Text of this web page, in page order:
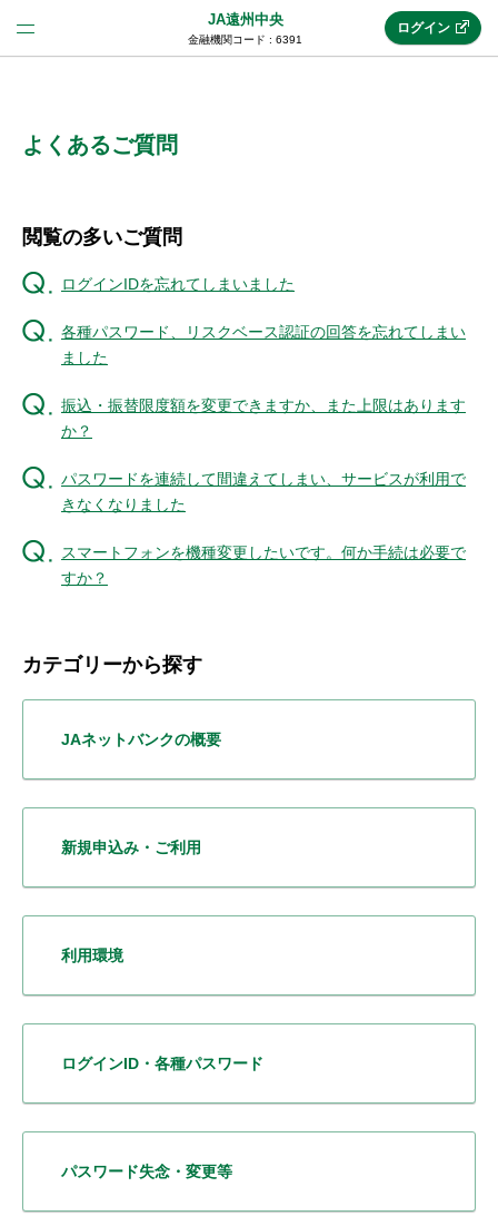
JA遠州中央
金融機関コード : 6391
(法人JAネットバンク)
機能・サービス
セキュリティ
使い方
困った時は
ログイン
よくあるご質問
閲覧の多いご質問
ログインIDを忘れてしまいました
各種パスワード、リスクベース認証の回答を忘れてしまい
ました
振込・振替限度額を変更できますか、また上限はあります
か？
パスワードを連続して間違えてしまい、サービスが利用で
きなくなりました
スマートフォンを機種変更したいです。何か手続は必要で
すか？
カテゴリーから探す
JAネットバンクの概要
新規申込み・ご利用
利用環境
ログインID・各種パスワード
パスワード失念・変更等